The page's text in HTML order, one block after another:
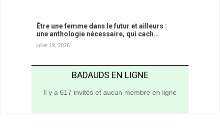
Être une femme dans le futur et ailleurs :
une anthologie nécessaire, qui cach…
juillet 19, 2026
BADAUDS EN LIGNE
Il y a 617 invités et aucun membre en ligne